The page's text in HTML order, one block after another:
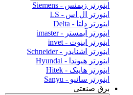
اینورتر زیمنس - Siemens
اینورتر ال اس - LS
اینورتر دلتا - Delta
اینورتر آیمستر - imaster
اینورتر اینوت - invet
اینورتر اشنایدر - Schneider
اینورتر هیوندا - Hyundai
اینورتر هایتک - Hitek
اینورتر سانیو - Sanyu
برق صنعتی